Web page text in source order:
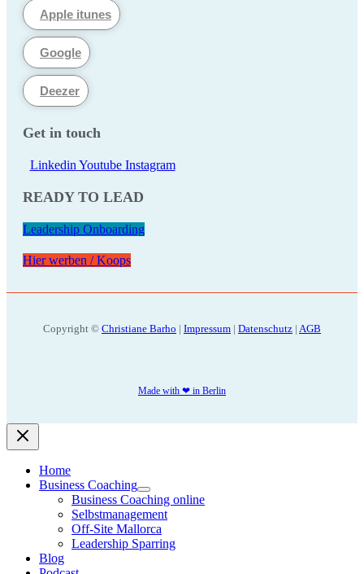
Apple itunes
Google
Deezer
Get in touch
Linkedin Youtube Instagram
READY TO LEAD
Leadership Onboarding
Hier werben / Koops
Copyright © Christiane Barho | Impressum | Datenschutz | AGB
Made with ❤ in Berlin
Home
Business Coaching
Business Coaching online
Selbstmanagement
Off-Site Mallorca
Leadership Sparring
Blog